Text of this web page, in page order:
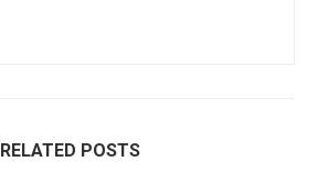
RELATED POSTS